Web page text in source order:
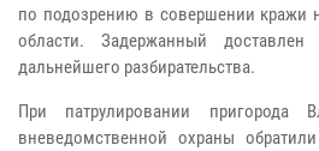
по подозрению в совершении кражи
области. Задержанный
дальнейшего разбирательства.
При патрулировании пригорода
вневедомственной охраны